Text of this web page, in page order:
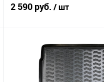
2 590 руб. / шт
В
Купить в 1 клик